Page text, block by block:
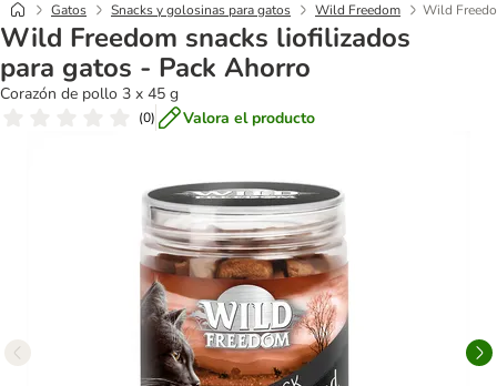
Gatos Snacks y golosinas para gatos Wild Freedom Wild
Wild Freedom snacks liofilizados
para gatos - Pack Ahorro
Corazón de pollo 3 x 45 g
(0) Valora el producto